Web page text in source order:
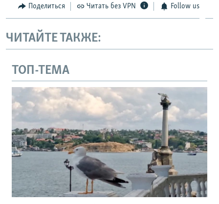
Поделиться Читать без VPN Follow us
ЧИТАЙТЕ ТАКЖЕ:
ТОП-ТЕМА